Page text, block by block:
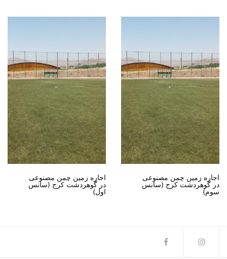
اجاره زمین چمن مصنوعی
در گوهردشت کرج (سانس
سوم)
اجاره زمین چمن مصنوعی
در گوهردشت کرج (سانس
اول)